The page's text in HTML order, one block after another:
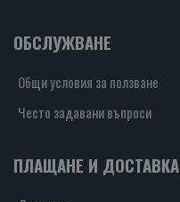
ОБСЛУЖВАНЕ
Общи условия за ползване
Често задавани въпроси
ПЛАЩАНЕ И ДОСТАВКА